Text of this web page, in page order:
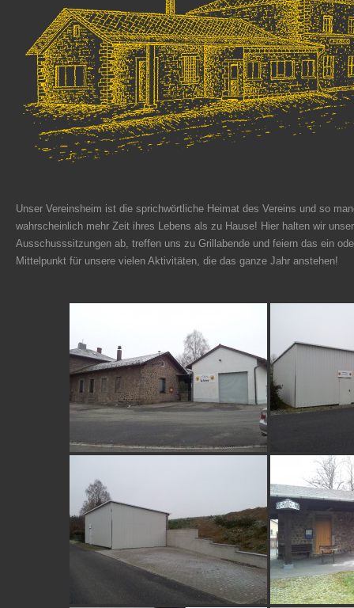
Unser Vereinsheim ist die sprichwörtliche Heimat des Vereins und so
wahrscheinlich mehr Zeit ihres Lebens als zu Hause! Hier halten wir
Ausschusssitzungen ab, treffen uns zu Grillabende und feiern das ein
Mittelpunkt für unsere vielen Aktivitäten, die das ganze Jahr anstehen!